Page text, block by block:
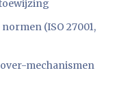
(ISO 27001,
mechanismen